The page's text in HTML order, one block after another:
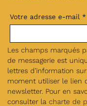
Votre adresse e-mail *
Les champs marqués
de messagerie est
lettres d’information
moment utiliser le lien
newsletter. Pour en
consulter la charte de